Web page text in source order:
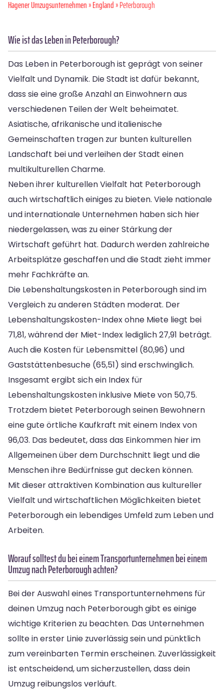
Hagener Umzugsunternehmen»England» Peterborough
Wie ist das Leben in Peterborough?
Das Leben in Peterborough ist geprägt von seiner
Vielfalt und Dynamik. Die Stadt ist dafür bekannt,
dass sie eine große Anzahl an Einwohnern aus
verschiedenen Teilen der Welt beheimatet.
Asiatische, afrikanische und italienische
Gemeinschaften tragen zur bunten kulturellen
Landschaft bei und verleihen der Stadt einen
multikulturellen Charme.
Neben ihrer kulturellen Vielfalt hat Peterborough
auch wirtschaftlich einiges zu bieten. Viele nationale
und internationale Unternehmen haben sich hier
niedergelassen, was zu einer Stärkung der
Wirtschaft geführt hat. Dadurch werden zahlreiche
Arbeitsplätze geschaffen und die Stadt zieht immer
mehr Fachkräfte an.
Die Lebenshaltungskosten in Peterborough sind im
Vergleich zu anderen Städten moderat. Der
Lebenshaltungskosten-Index ohne Miete liegt bei
71,81, während der Miet-Index lediglich 27,91 beträgt.
Auch die Kosten für Lebensmittel (80,96) und
Gaststättenbesuche (65,51) sind erschwinglich.
Insgesamt ergibt sich ein Index für
Lebenshaltungskosten inklusive Miete von 50,75.
Trotzdem bietet Peterborough seinen Bewohnern
eine gute örtliche Kaufkraft mit einem Index von
96,03. Das bedeutet, dass das Einkommen hier im
Allgemeinen über dem Durchschnitt liegt und die
Menschen ihre Bedürfnisse gut decken können.
Mit dieser attraktiven Kombination aus kultureller
Vielfalt und wirtschaftlichen Möglichkeiten bietet
Peterborough ein lebendiges Umfeld zum Leben und
Arbeiten.
Worauf solltest du bei einem Transportunternehmen bei einem
Umzug nach Peterborough achten?
Bei der Auswahl eines Transportunternehmens für
deinen Umzug nach Peterborough gibt es einige
wichtige Kriterien zu beachten. Das Unternehmen
sollte in erster Linie zuverlässig sein und pünktlich
zum vereinbarten Termin erscheinen. Zuverlässigkeit
ist entscheidend, um sicherzustellen, dass dein
Umzug reibungslos verläuft.